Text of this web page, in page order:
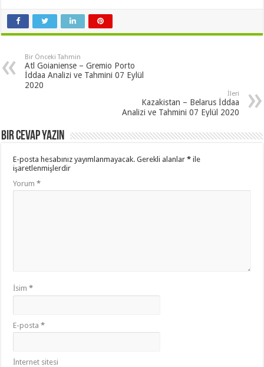
Bir Önceki Tahmin
Atl Goianiense – Gremio Porto
İddaa Analizi ve Tahmini 07 Eylül
2020
İleri
Kazakistan – Belarus İddaa
Analizi ve Tahmini 07 Eylül 2020
Bir cevap yazın
E-posta hesabınız yayımlanmayacak. Gerekli alanlar* ile
işaretlenmişlerdir
Yorum*
İsim*
E-posta*
İnternet sitesi